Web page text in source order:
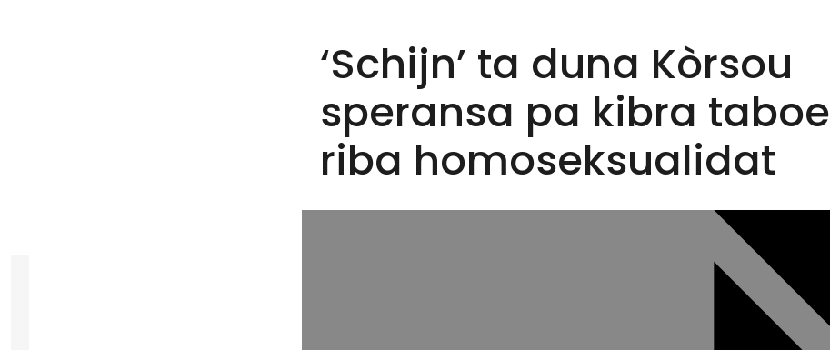
‘Schijn’ ta duna Kòrsou
speransa pa kibra taboe
riba homoseksualidat